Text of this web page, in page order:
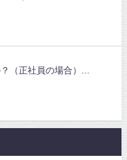
（正社員の場合）...